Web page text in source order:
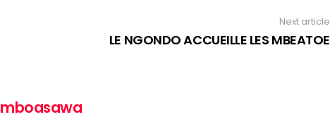
Next article
LE NGONDO ACCUEILLE LES MBEATOE
mboasawa